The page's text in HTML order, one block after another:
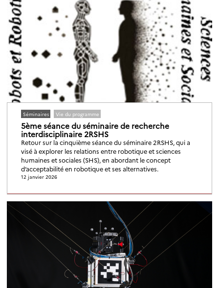
Séminaires Vie du programme
5ème séance du séminaire de recherche
interdisciplinaire 2RSHS
Retour sur la cinquième séance du séminaire 2RSHS, qui a
visé à explorer les relations entre robotique et sciences
humaines et sociales (SHS), en abordant le concept
d’acceptabilité en robotique et ses alternatives.
12 janvier 2026